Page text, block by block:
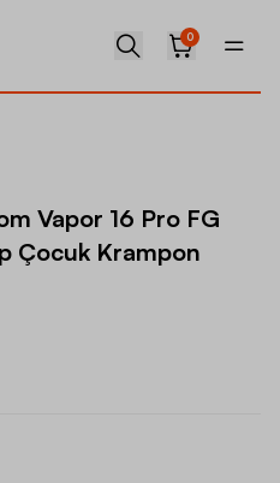
0
Vapor 16 Pro FG
Çocuk Krampon